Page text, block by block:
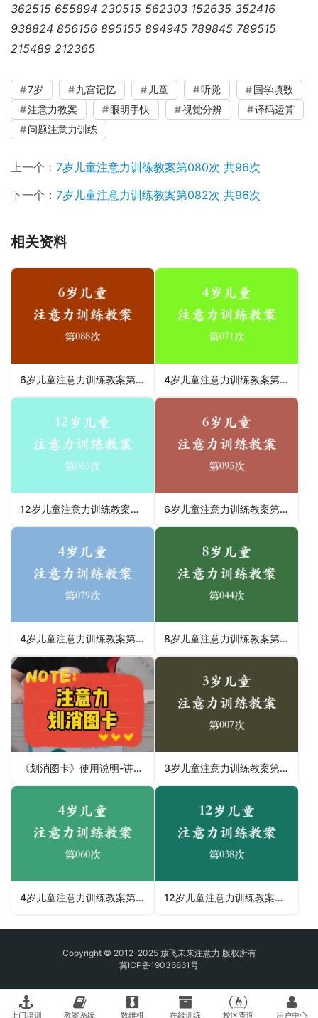
362515 655894 230515 562303 152635 352416
938824 856156 895155 894945 789845 789515
215489 212365
7岁 九宫记忆 儿童 听觉
国学填数
注意力教案
眼明手快 视觉分辨
译码运算
问题注意力训练
上一个： 7岁儿童注意力训练教案第080次 共96次
下一个： 7岁儿童注意力训练教案第082次 共96次
相关资料
6岁儿童注意力训练教案第088次 共96次 4岁儿童注意力训练教案第071次 共96次
12岁儿童注意力训练教案第065次 共96次 6岁儿童注意力训练教案第095次 共96次
4岁儿童注意力训练教案第079次 共96次 8岁儿童注意力训练教案第044次 共96次
《划消图卡》使用说明-讲师：刘国辉 3岁儿童注意力训练教案第007次 共96次
4岁儿童注意力训练教案第060次 共96次 12岁儿童注意力训练教案第038次 共96次
Copyright © 2012-2025 放飞未来注意力 版权所有
冀ICP备19036861号
上门培训 教案系统 数维棋 在线训练 校区查询 用户中心